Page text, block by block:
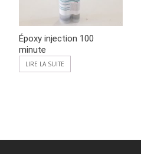
Époxy injection 100
minute
LIRE LA SUITE